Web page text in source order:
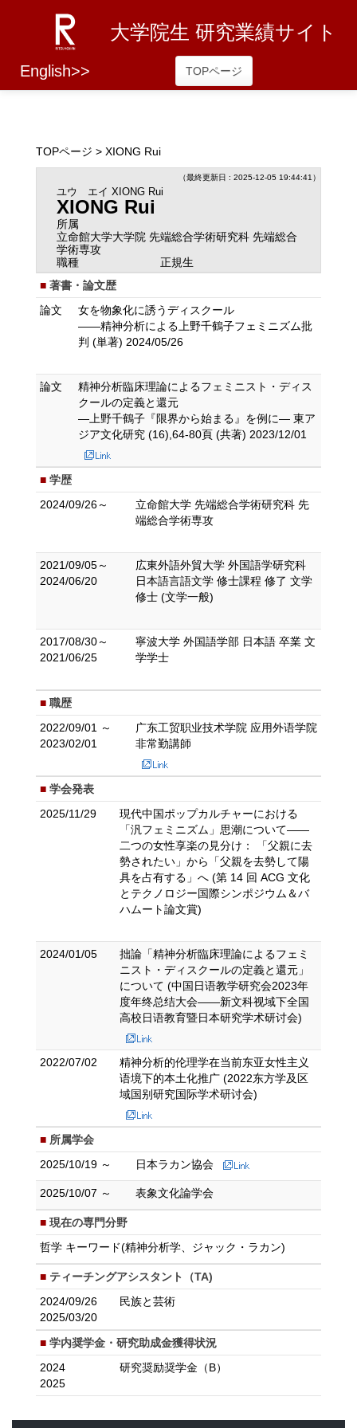
大学院生 研究業績サイト
English>> TOPページ
TOPページ > XIONG Rui
（最終更新日 : 2025-12-05 19:44:41）
ユウ エイ XIONG Rui
XIONG Rui
所属
立命館大学大学院 先端総合学術研究科 先端総合
学術専攻
職種
正規生
著書・論文歴
論文
女を物象化に誘うディスクール
――精神分析による上野千鶴子フェミニズム批
判 (単著) 2024/05/26
論文
精神分析臨床理論によるフェミニスト・ディス
クールの定義と還元
―上野千鶴子『限界から始まる』を例に― 東ア
ジア文化研究 (16),64-80頁 (共著) 2023/12/01
学歴
2024/09/26～
立命館大学 先端総合学術研究科 先
端総合学術専攻
2021/09/05～
2024/06/20
広東外語外貿大学 外国語学研究科
日本語言語文学 修士課程 修了 文学
修士 (文学一般)
2017/08/30～
2021/06/25
寧波大学 外国語学部 日本語 卒業 文
学学士
職歴
2022/09/01 ～
2023/02/01
广东工贸职业技术学院 应用外语学院
非常勤講師
学会発表
2025/11/29
現代中国ポップカルチャーにおける
「汎フェミニズム」思潮について――
二つの女性享楽の見分け： 「父親に去
勢されたい」から「父親を去勢して陽
具を占有する」へ (第 14 回 ACG 文化
とテクノロジー国際シンポジウム＆バ
ハムート論文賞)
2024/01/05
拙論「精神分析臨床理論によるフェミ
ニスト・ディスクールの定義と還元」
について (中国日语教学研究会2023年
度年终总结大会——新文科视域下全国
高校日语教育暨日本研究学术研讨会)
2022/07/02
精神分析的伦理学在当前东亚女性主义
语境下的本土化推广 (2022东方学及区
域国别研究国际学术研讨会)
所属学会
2025/10/19 ～
日本ラカン協会
2025/10/07 ～ 表象文化論学会
現在の専門分野
哲学 キーワード(精神分析学、ジャック・ラカン)
ティーチングアシスタント（TA)
2024/09/26
2025/03/20
民族と芸術
学内奨学金・研究助成金獲得状況
2024
2025
研究奨励奨学金（B）